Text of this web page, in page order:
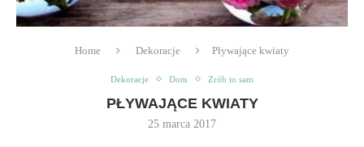
Home Dekoracje Pływające kwiaty
Dekoracje Dom Zrób to sam
PŁYWAJĄCE KWIATY
25 marca 2017